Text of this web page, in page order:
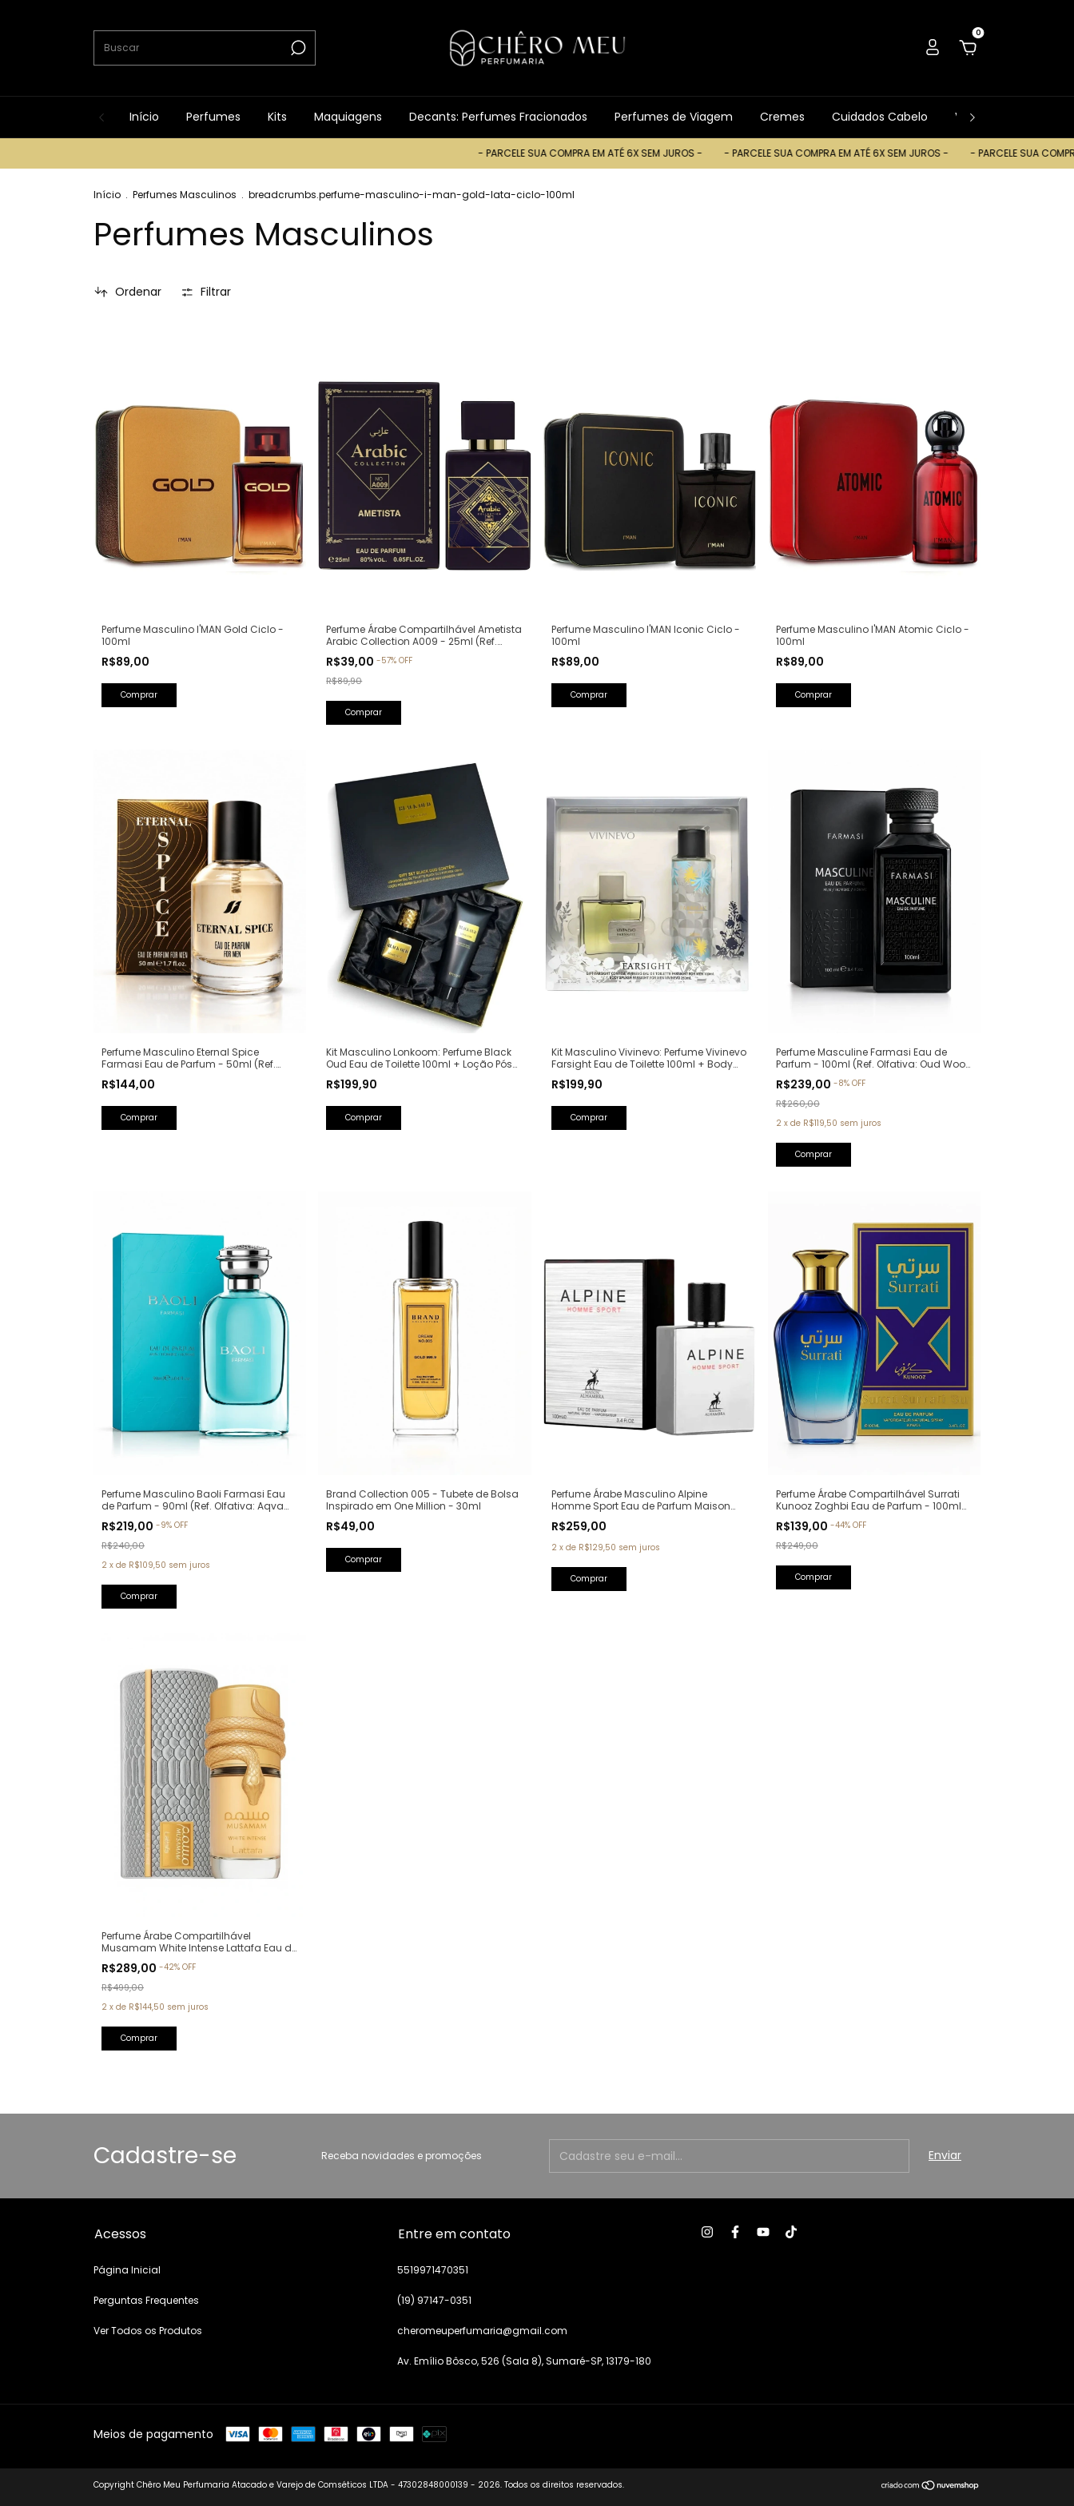
0
Início Perfumes Kits Maquiagens Decants: Perfumes Fracionados Perfumes de Viagem Cremes Cuidados Cabelo Ver Tudo
- PARCELE SUA COMPRA EM ATÉ 6X SEM JUROS - - PARCELE SUA COMPRA EM ATÉ 6X SEM JUROS - - PARCELE SUA COMPRA EM
Início . Perfumes Masculinos . breadcrumbs.perfume-masculino-i-man-gold-lata-ciclo-100ml
Perfumes Masculinos
Ordenar Filtrar
Perfume Masculino I'MAN Gold Ciclo -
100ml
R$89,00
Perfume Árabe Compartilhável Ametista
Arabic Collection A009 - 25ml (Ref.
Lattafa)
R$39,00-57%OFF
R$89,90
Perfume Masculino I'MAN Iconic Ciclo -
100ml
R$89,00
Perfume Masculino I'MAN Atomic Ciclo -
100ml
R$89,00
Perfume Masculino Eternal Spice
Farmasi Eau de Parfum - 50ml (Ref.
R$144,00
Kit Masculino Lonkoom: Perfume Black
Oud Eau de Toilette 100ml + Loção Pós
R$199,90
Kit Masculino Vivinevo: Perfume Vivinevo
Farsight Eau de Toilette 100ml + Body
R$199,90
Perfume Masculine Farmasi Eau de
Parfum - 100ml (Ref. Olfativa: Oud Wood
R$239,00 -8% OFF
R$260,00
2 x de R$119,50 sem juros
Perfume Masculino Baoli Farmasi Eau
de Parfum - 90ml (Ref. Olfativa: Aqva
R$219,00 -9% OFF
R$240,00
2 x de R$109,50 sem juros
Brand Collection 005 - Tubete de Bolsa
Inspirado em One Million - 30ml
R$49,00
Perfume Árabe Masculino Alpine
Homme Sport Eau de Parfum Maison
Homme Sport Chanel)
R$259,00
2 x de R$129,50 sem juros
Perfume Árabe Compartilhável Surrati
Kunooz Zoghbi Eau de Parfum - 100ml
R$139,00 -44% OFF
R$249,00
Perfume Árabe Compartilhável
Musamam White Intense Lattafa Eau de
R$289,00 -42% OFF
R$499,00
2 x de R$144,50 sem juros
Cadastre-se Receba novidades e promoções
Acessos
Página Inicial
Perguntas Frequentes
Ver Todos os Produtos
Entre em contato
5519971470351
(19) 97147-0351
cheromeuperfumaria@gmail.com
Av. Emílio Bôsco, 526 (Sala 8), Sumaré-SP, 13179-180
Meios de pagamento
Copyright Chêro Meu Perfumaria Atacado e Varejo de Comséticos LTDA - 47302848000139 - 2026. Todos os direitos reservados.